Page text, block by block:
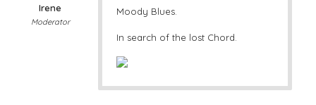
Irene
Moderator
Moody Blues.
In search of the lost Chord.